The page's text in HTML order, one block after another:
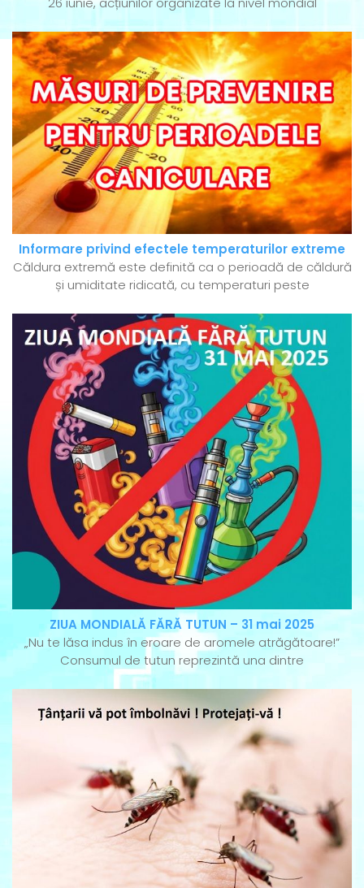
Informare privind efectele temperaturilor extreme
Căldura extremă este definită ca o perioadă de căldură
și umiditate ridicată, cu temperaturi peste
ZIUA MONDIALĂ FĂRĂ TUTUN – 31 mai 2025
„Nu te lăsa indus în eroare de aromele atrăgătoare!”
Consumul de tutun reprezintă una dintre